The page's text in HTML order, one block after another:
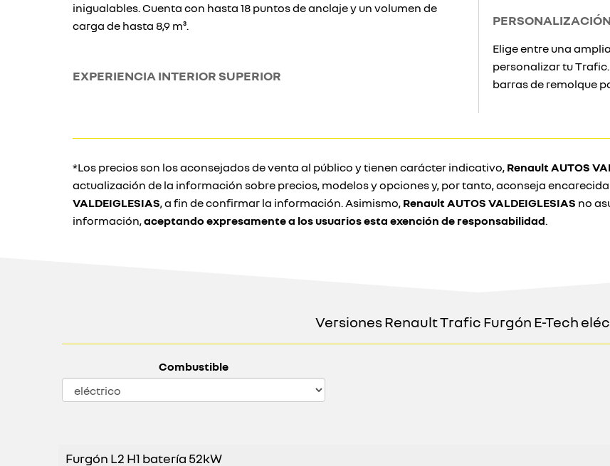
inigualables. Cuenta con hasta 18 puntos de anclaje y un volumen de
carga de hasta 8,9 m³.
EXPERIENCIA INTERIOR SUPERIOR
Elige entre una
personalizar tu
barras de remolque
*Los precios son los aconsejados de venta al público y tienen carácter indicativo, Renault AUTOS
actualización de la información sobre precios, modelos y opciones y, por tanto, aconseja
VALDEIGLESIAS, a fin de confirmar la información. Asimismo, Renault AUTOS VALDEIGLESIAS no
información,aceptando expresamente a los usuarios esta exención de responsabilidad.
Versiones Renault Trafic Furgón E-Tech
Combustible
Furgón L2 H1 batería 52kW